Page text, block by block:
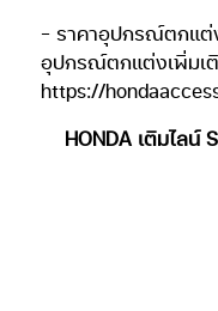
– ราคาอุปกรณ์ตกแต่
อุปกรณ์ตกแต่งเพิ่มเ
https://
HONDA เติมไลน์